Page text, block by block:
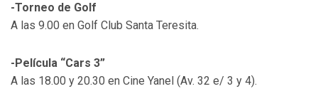
-Torneo de Golf
A las 9.00 en Golf Club Santa Teresita.
-Película “Cars 3”
A las 18.00 y 20.30 en Cine Yanel (Av. 32 e/ 3 y 4).